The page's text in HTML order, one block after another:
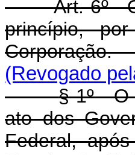
Art. 6º -
princípio,
(Revogado
§ 1º -
ato dos
Federal,